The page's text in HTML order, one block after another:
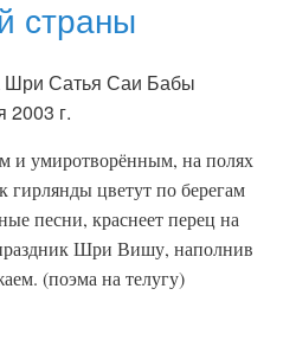
страны
Шри Сатья Саи Бабы
г.
и умиротворённым, на полях
гирлянды цветут по берегам
песни, краснеет перец на
Шри Вишу, наполнив
(поэма на телугу)